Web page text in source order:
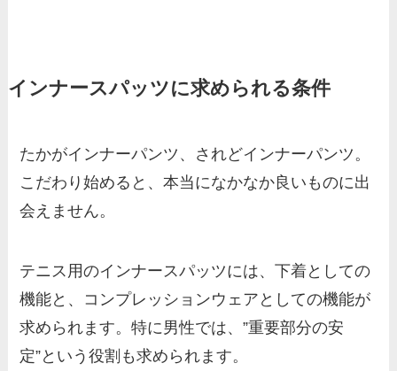
インナースパッツに求められる条件
たかがインナーパンツ、されどインナーパンツ。
こだわり始めると、本当になかなか良いものに出
会えません。
テニス用のインナースパッツには、下着としての
機能と、コンプレッションウェアとしての機能が
求められます。特に男性では、”重要部分の安
定”という役割も求められます。